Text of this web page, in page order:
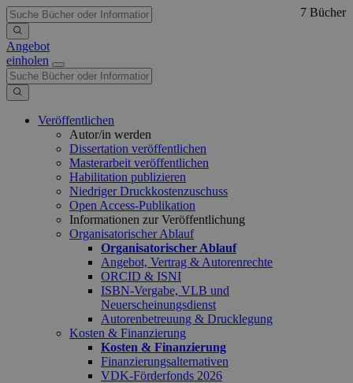
Angebot
einholen
Veröffentlichen
Autor/in werden
Dissertation veröffentlichen
Masterarbeit veröffentlichen
Habilitation publizieren
Niedriger Druckkostenzuschuss
Open Access-Publikation
Informationen zur Veröffentlichung
Organisatorischer Ablauf
Organisatorischer Ablauf
Angebot, Vertrag & Autorenrechte
ORCID & ISNI
ISBN-Vergabe, VLB und
Neuerscheinungsdienst
Autorenbetreuung & Drucklegung
Kosten & Finanzierung
Kosten & Finanzierung
Finanzierungsalternativen
VDK-Förderfonds 2026
7 Bücher